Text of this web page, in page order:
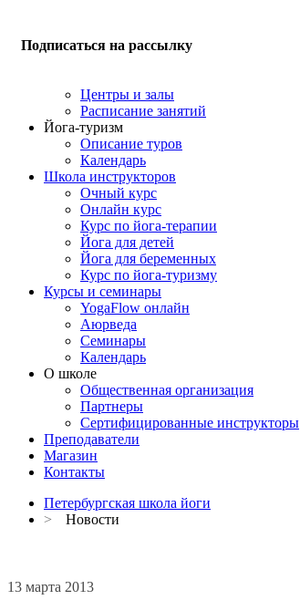
Подписаться на рассылку
Центры и залы
Расписание занятий
Йога-туризм
Описание туров
Календарь
Школа инструкторов
Очный курс
Онлайн курс
Курс по йога-терапии
Йога для детей
Йога для беременных
Курс по йога-туризму
Курсы и семинары
YogaFlow онлайн
Аюрведа
Семинары
Календарь
О школе
Общественная организация
Партнеры
Сертифицированные инструкторы
Преподаватели
Магазин
Контакты
Петербургская школа йоги
>
Новости
13 марта 2013